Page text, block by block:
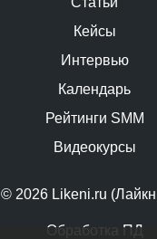
© 2026 Likeni.ru
Обработка ПД
Кейсы
Интервью
Календарь
Рейтинги SMM
Видеокурсы